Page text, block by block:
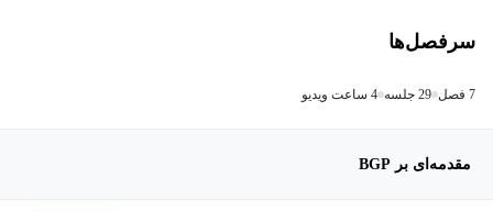
سرفصل‌ها
7 فصل 29 جلسه 4 ساعت ویدیو
مقدمه‌ای بر BGP